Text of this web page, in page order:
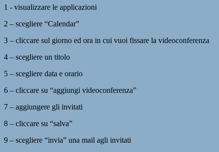
1 - visualizzare le applicazioni
2 – scegliere “Calendar”
3 – cliccare sul giorno ed ora in cui vuoi fissare la videoconferenza
4 – scegliere un titolo
5 – scegliere data e orario
6 – cliccare su “aggiungi videoconferenza”
7 – aggiungere gli invitati
8 – cliccare su “salva”
9 – scegliere “invia” una mail agli invitati